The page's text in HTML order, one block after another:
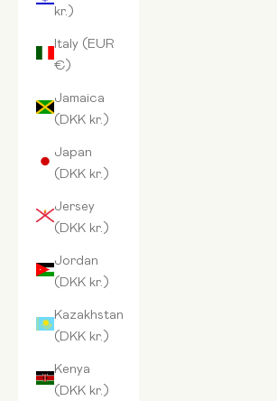
kr.)
Italy (EUR
€)
Jamaica
(DKK kr.)
Japan
(DKK kr.)
Jersey
(DKK kr.)
Jordan
(DKK kr.)
Kazakhstan
(DKK kr.)
Kenya
(DKK kr.)